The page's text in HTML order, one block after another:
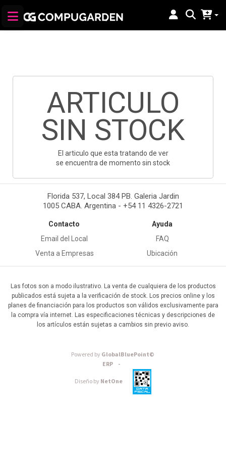
ARTICULO
SIN STOCK
El articulo que esta tratando de ver
se encuentra de momento sin stock
Florida 537, Local 384 PB. Galeria Jardin
1005 CABA. Argentina - +54 11 4326-2721
Contacto
Email del Local
Venta a Empresas
Ayuda
FAQ
Ubicación
Las fotos son a modo ilustrativo. La venta de cualquiera de los productos
publicados está sujeta a la verificación de stock. Los precios online y los
planes de financiación para los productos son válidos exclusivamente para
la compra vía internet. Las especificaciones técnicas y descripciones de
los artículos están sujetas a cambios sin previo aviso.
Powered byGlobalBluePoint©
ERP -
Diseño byNetOne